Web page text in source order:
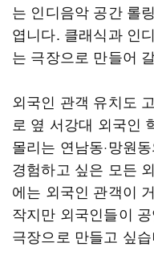
는 인디음악 공간 롤
엽니다. 클래식과 인
는 극장으로 만들어
외국인 관객 유치도
로 옆 서강대 외국인
몰리는 연남동·망원
경험하고 싶은 모든
에는 외국인 관객이
작지만 외국인들이
극장으로 만들고 싶습